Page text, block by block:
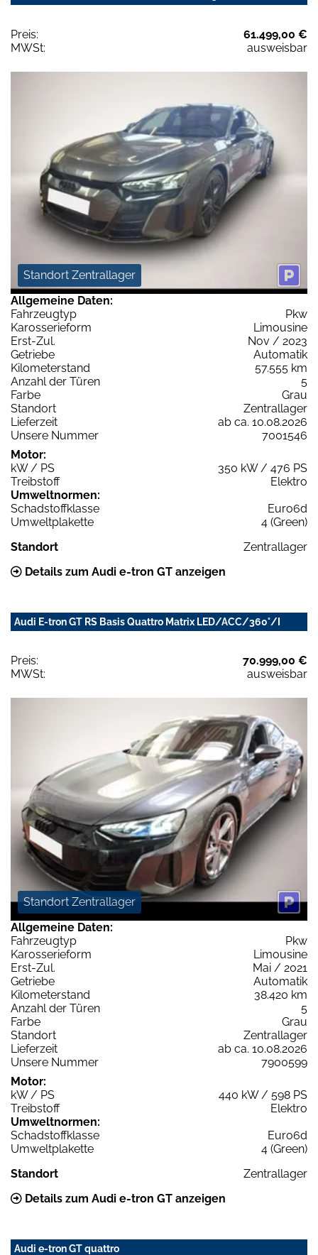
Preis:
61.499,00 €
MWSt:
ausweisbar
Standort Zentrallager
Allgemeine Daten:
Fahrzeugtyp
Pkw
Karosserieform
Limousine
Erst-Zul.
Nov / 2023
Getriebe
Automatik
Kilometerstand
57.555 km
Anzahl der Türen
5
Farbe
Grau
Standort
Zentrallager
Lieferzeit
ab ca. 10.08.2026
Unsere Nummer
7001546
Motor:
kW / PS
350 kW / 476 PS
Treibstoff
Elektro
Umweltnormen:
Schadstoffklasse
Euro6d
Umweltplakette
4 (Green)
Standort
Zentrallager
Details zum Audi e-tron GT anzeigen
Audi E-tron GT RS Basis Quattro Matrix LED/ACC/360°/I
Preis:
70.999,00 €
MWSt:
ausweisbar
Standort Zentrallager
Allgemeine Daten:
Fahrzeugtyp
Pkw
Karosserieform
Limousine
Erst-Zul.
Mai / 2021
Getriebe
Automatik
Kilometerstand
38.420 km
Anzahl der Türen
5
Farbe
Grau
Standort
Zentrallager
Lieferzeit
ab ca. 10.08.2026
Unsere Nummer
7900599
Motor:
kW / PS
440 kW / 598 PS
Treibstoff
Elektro
Umweltnormen:
Schadstoffklasse
Euro6d
Umweltplakette
4 (Green)
Standort
Zentrallager
Details zum Audi e-tron GT anzeigen
Audi e-tron GT quattro